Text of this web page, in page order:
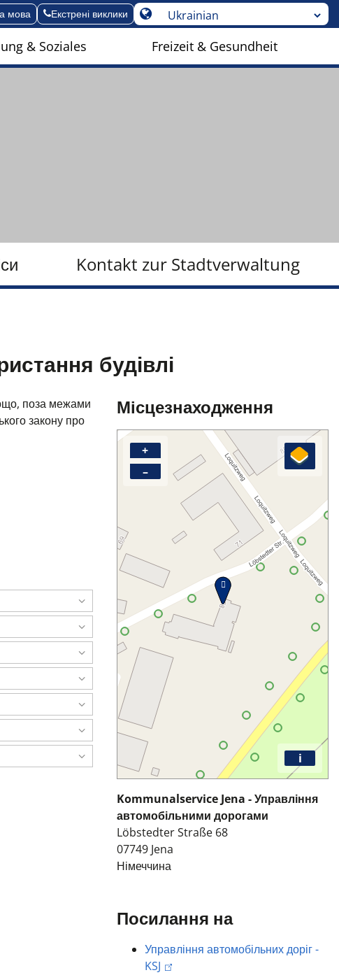
мова Екстрені виклики
& Soziales Freizeit & Gesundheit
Kontakt zur Stadtverwaltung
будівлі
поза межами
закону про
Місцезнаходження
+
–
i
Kommunalservice Jena - Управління
автомобільними дорогами
Löbstedter Straße 68
07749 Jena
Німеччина
Посилання на
Управління автомобільних доріг -
KSJ